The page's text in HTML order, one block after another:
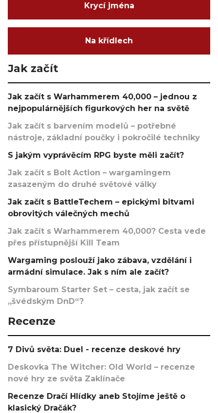
Krycí jména
Na křídlech
Jak začít
Jak začít s Warhammerem 40,000 – jednou z
nejpopulárnějších figurkových her na světě
Jak začít s barvením modelů – potřebné
nástroje, základní poučky i pokročilé techniky
S jakým vyprávěcím RPG byste měli začít?
Jak začít s Bolt Action – wargamingem
zasazeným do druhé světové války
Jak začít s BattleTechem – epickými bitvami
obrovitých válečných mechů
Jak začít s Warhammerem 40,000? Cesta vede
přes přístupnější Kill Team
Wargaming poslouží jako zábava, vzdělání i
armádní simulace. Jak s ním ale začít?
Symbaroum Starter Set – cesta, jak začít se
„švédským DnD“?
Recenze
7 Divů světa: Duel - recenze deskové hry
Deskovka The Witcher: Old World – recenze
nové hry ze světa Zaklínače
Recenze Dračí Hlídky aneb Stojíme ještě o
klasický Dračák?